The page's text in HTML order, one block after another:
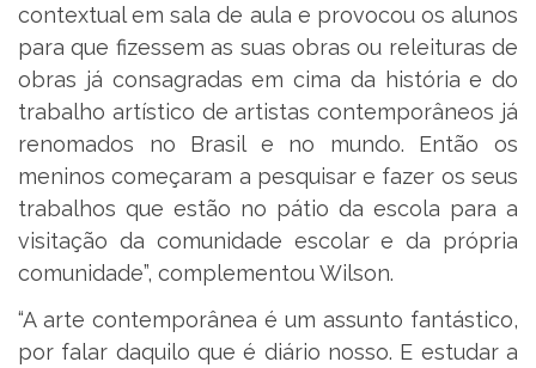
contextual em sala de aula e provocou os alunos
para que fizessem as suas obras ou releituras de
obras já consagradas em cima da história e do
trabalho artístico de artistas contemporâneos já
renomados no Brasil e no mundo. Então os
meninos começaram a pesquisar e fazer os seus
trabalhos que estão no pátio da escola para a
visitação da comunidade escolar e da própria
comunidade”, complementou Wilson.
“A arte contemporânea é um assunto fantástico,
por falar daquilo que é diário nosso. E estudar a